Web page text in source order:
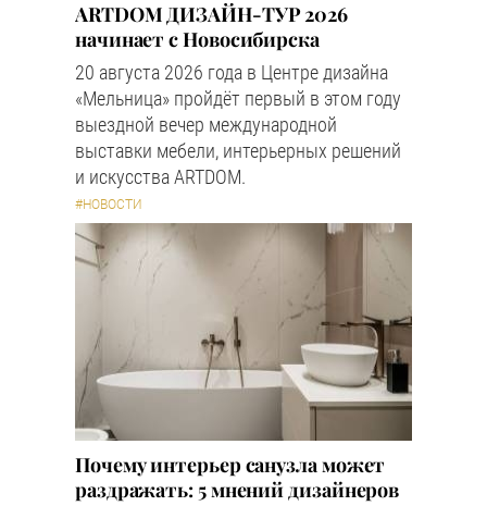
ARTDOM ДИЗАЙН-ТУР 2026
начинает с Новосибирска
20 августа 2026 года в Центре дизайна
«Мельница» пройдёт первый в этом году
выездной вечер международной
выставки мебели, интерьерных решений
и искусства ARTDOM.
#НОВОСТИ
Почему интерьер санузла может
раздражать: 5 мнений дизайнеров